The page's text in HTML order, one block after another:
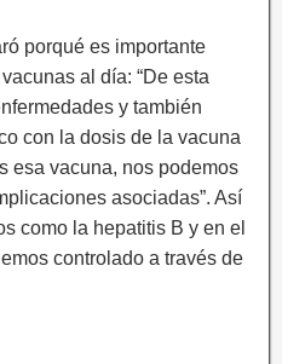
porqué es importante
al día: “De esta
y también
con la dosis de la vacuna
esa vacuna, nos podemos
asociadas”. Así
como la hepatitis B y en el
controlado a través de